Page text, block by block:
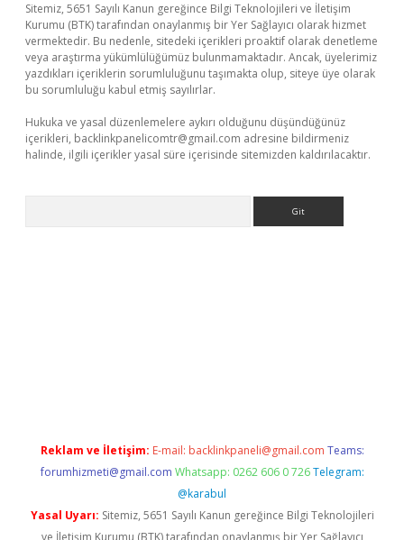
Sitemiz, 5651 Sayılı Kanun gereğince Bilgi Teknolojileri ve İletişim
Kurumu (BTK) tarafından onaylanmış bir Yer Sağlayıcı olarak hizmet
vermektedir. Bu nedenle, sitedeki içerikleri proaktif olarak denetleme
veya araştırma yükümlülüğümüz bulunmamaktadır. Ancak, üyelerimiz
yazdıkları içeriklerin sorumluluğunu taşımakta olup, siteye üye olarak
bu sorumluluğu kabul etmiş sayılırlar.
Hukuka ve yasal düzenlemelere aykırı olduğunu düşündüğünüz
içerikleri, backlinkpanelicomtr@gmail.com adresine bildirmeniz
halinde, ilgili içerikler yasal süre içerisinde sitemizden kaldırılacaktır.
Reklam ve İletişim: E-mail: backlinkpaneli@gmail.com Teams:
forumhizmeti@gmail.com Whatsapp: 0262 606 0 726 Telegram:
@karabul
Yasal Uyarı: Sitemiz, 5651 Sayılı Kanun gereğince Bilgi Teknolojileri
ve İletişim Kurumu (BTK) tarafından onaylanmış bir Yer Sağlayıcı